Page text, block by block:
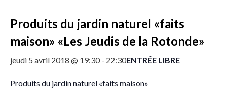
Produits du jardin naturel «faits
maison» «Les Jeudis de la Rotonde»
jeudi 5 avril 2018 @ 19:30- 22:30ENTRÉE LIBRE
Produits du jardin naturel «faits maison»